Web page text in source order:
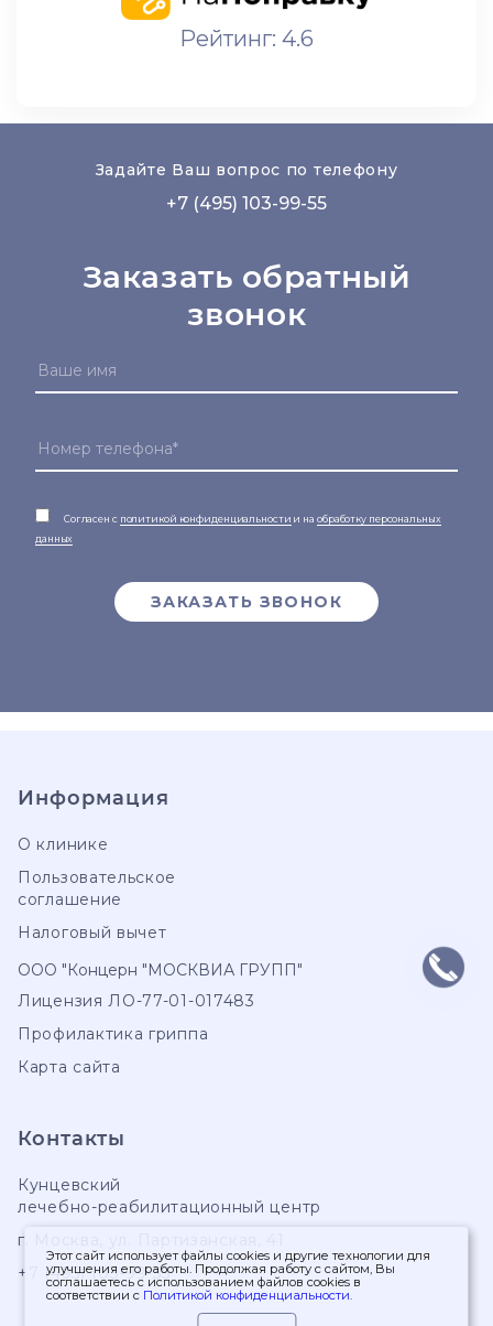
Рейтинг: 4.6
Задайте Ваш вопрос по телефону
+7 (495) 103-99-55
Заказать обратный
звонок
Согласен с политикой конфиденциальности и на обработку персональных
данных
ЗАКАЗАТЬ ЗВОНОК
Информация
О клинике
Пользовательское
соглашение
Налоговый вычет
ООО "Концерн "МОСКВИА ГРУПП"
Лицензия ЛО-77-01-017483
Профилактика гриппа
Карта сайта
Контакты
Кунцевский
лечебно-реабилитационный центр
г. Москва
+7 (495) 103-99-55
Этот сайт использует файлы cookies и другие технологии для
улучшения его работы. Продолжая работу с сайтом, Вы
соглашаетесь с использованием файлов cookies в
соответствии с Политикой конфиденциальности.